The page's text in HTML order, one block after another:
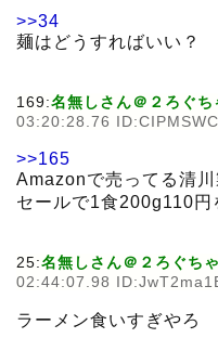
>>34
麺はどうすればいい？
169:名無しさん＠２ろぐち
03:20:28.76
>>165
Amazonで売ってる清
セールで1食200g110円
25:名無しさん＠２ろぐち
02:44:07.98
ラーメン食いすぎやろ